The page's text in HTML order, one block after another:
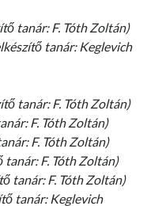
tanár: F. Tóth Zoltán)
tanár: Keglevich
tanár: F. Tóth Zoltán)
F. Tóth Zoltán)
F. Tóth Zoltán)
tanár: F. Tóth Zoltán)
tanár: F. Tóth Zoltán)
tanár: Keglevich